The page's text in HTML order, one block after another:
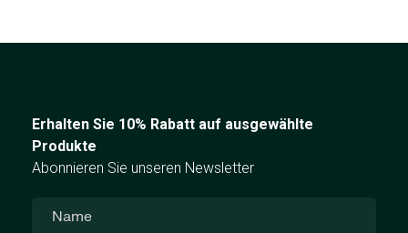
Erhalten Sie 10% Rabatt auf ausgewählte
Produkte
Abonnieren Sie unseren Newsletter